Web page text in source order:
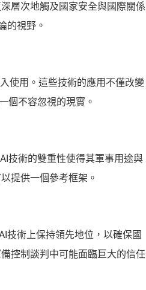
層次地觸及國家安全與國際關係
的視野。
使用。這些技術的應用不僅改變
個不容忽視的現實。
技術的雙重性使得其軍事用途與
提供一個參考框架。
技術上保持領先地位，以確保國
控制談判中可能面臨巨大的信任